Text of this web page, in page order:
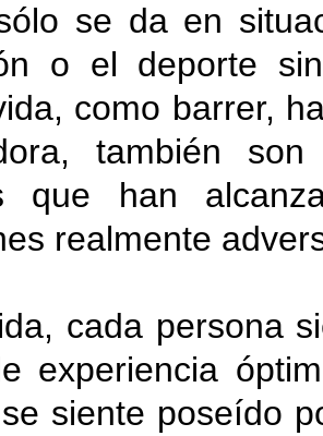
se da en
o el deporte
como barrer,
también
que han
realmente
cada persona
experiencia
siente poseído